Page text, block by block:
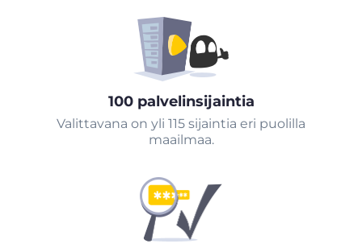
100 palvelinsijaintia
Valittavana on yli 115 sijaintia eri puolilla
maailmaa.